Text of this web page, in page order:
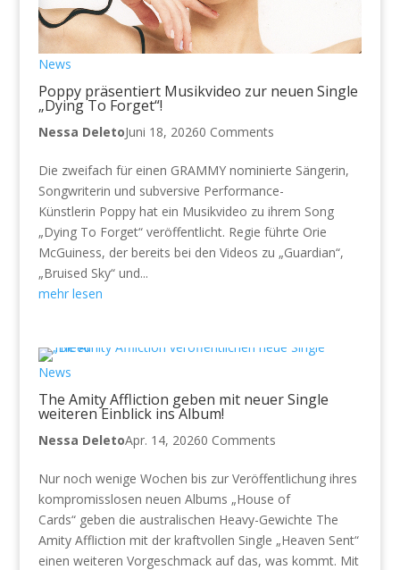
News
Poppy präsentiert Musikvideo zur neuen Single
„Dying To Forget“!
Nessa DeletoJuni 18, 20260 Comments
Die zweifach für einen GRAMMY nominierte Sängerin,
Songwriterin und subversive Performance-
Künstlerin Poppy hat ein Musikvideo zu ihrem Song
„Dying To Forget“ veröffentlicht. Regie führte Orie
McGuiness, der bereits bei den Videos zu „Guardian“,
„Bruised Sky“ und...
mehr lesen
News
The Amity Affliction geben mit neuer Single
weiteren Einblick ins Album!
Nessa DeletoApr. 14, 20260 Comments
Nur noch wenige Wochen bis zur Veröffentlichung ihres
kompromisslosen neuen Albums „House of
Cards“ geben die australischen Heavy-Gewichte The
Amity Affliction mit der kraftvollen Single „Heaven Sent“
einen weiteren Vorgeschmack auf das, was kommt. Mit